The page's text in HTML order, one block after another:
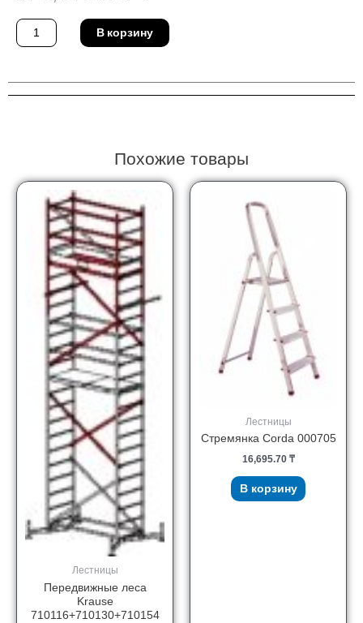
Количество
товара
Лестница
В корзину
Похожие товары
Лестницы
Передвижные леса
Krause
710116+710130+710154
Лестницы
Стремянка Corda 000705
16,695.70 ₸
В корзину